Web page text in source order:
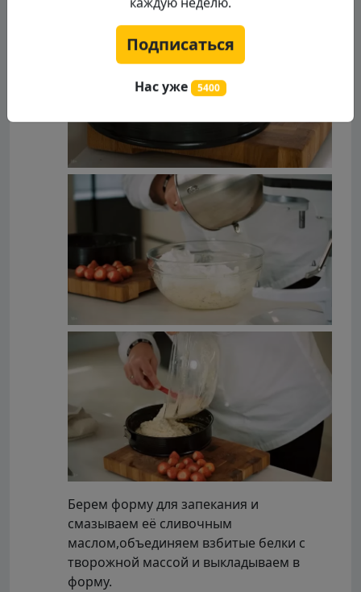
Берем форму для запекания и
смазываем её сливочным
маслом,объединяем взбитые белки с
творожной массой и выкладываем в
форму.
каждую неделю.
Подписаться
Нас уже 5400